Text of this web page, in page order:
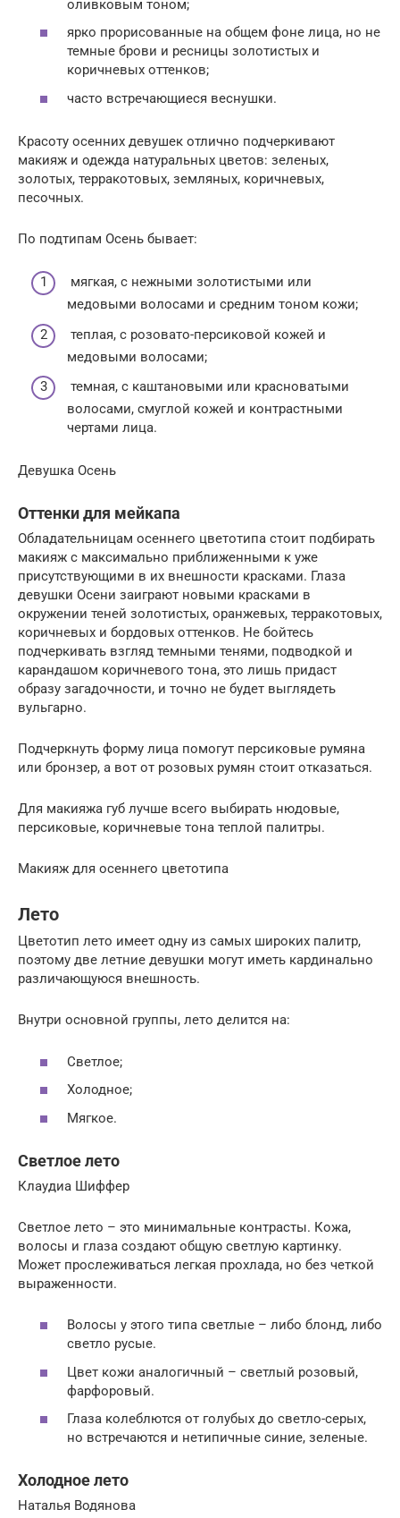
оливковым тоном;
ярко прорисованные на общем фоне лица, но не
темные брови и ресницы золотистых и
коричневых оттенков;
часто встречающиеся веснушки.
Красоту осенних девушек отлично подчеркивают
макияж и одежда натуральных цветов: зеленых,
золотых, терракотовых, земляных, коричневых,
песочных.
По подтипам Осень бывает:
мягкая, с нежными золотистыми или
медовыми волосами и средним тоном кожи;
теплая, с розовато-персиковой кожей и
медовыми волосами;
темная, с каштановыми или красноватыми
волосами, смуглой кожей и контрастными
чертами лица.
Девушка Осень
Оттенки для мейкапа
Обладательницам осеннего цветотипа стоит подбирать
макияж с максимально приближенными к уже
присутствующими в их внешности красками. Глаза
девушки Осени заиграют новыми красками в
окружении теней золотистых, оранжевых, терракотовых,
коричневых и бордовых оттенков. Не бойтесь
подчеркивать взгляд темными тенями, подводкой и
карандашом коричневого тона, это лишь придаст
образу загадочности, и точно не будет выглядеть
вульгарно.
Подчеркнуть форму лица помогут персиковые румяна
или бронзер, а вот от розовых румян стоит отказаться.
Для макияжа губ лучше всего выбирать нюдовые,
персиковые, коричневые тона теплой палитры.
Макияж для осеннего цветотипа
Лето
Цветотип лето имеет одну из самых широких палитр,
поэтому две летние девушки могут иметь кардинально
различающуюся внешность.
Внутри основной группы, лето делится на:
Светлое;
Холодное;
Мягкое.
Светлое лето
Клаудиа Шиффер
Светлое лето – это минимальные контрасты. Кожа,
волосы и глаза создают общую светлую картинку.
Может прослеживаться легкая прохлада, но без четкой
выраженности.
Волосы у этого типа светлые – либо блонд, либо
светло русые.
Цвет кожи аналогичный – светлый розовый,
фарфоровый.
Глаза колеблются от голубых до светло-серых,
но встречаются и нетипичные синие, зеленые.
Холодное лето
Наталья Водянова